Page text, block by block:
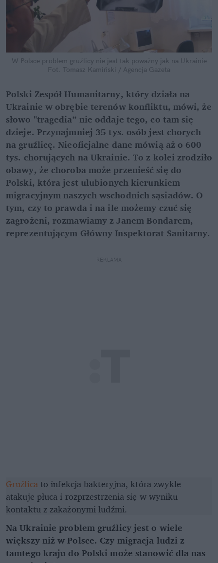
W Polsce problem gruźlicy nie jest tak poważny jak na Ukrainie
Fot. Tomasz Kamiński / Agencja Gazeta
Polski Zespół Humanitarny, który działa na
Ukrainie w obrębie terenów konfliktu, mówi, że
słowo "tragedia” nie oddaje tego, co tam się
dzieje. Przynajmniej 35 tys. osób jest chorych
na gruźlicę. Nieoficjalne dane mówią aż o 600
tys. chorujących na Ukrainie. To z kolei zrodziło
obawy, że choroba może przenieść się do
Polski, która jest ulubionych kierunkiem
migracyjnym naszych wschodnich sąsiadów. O
tym, czy to prawda i na ile możemy czuć się
zagrożeni, rozmawiamy z Janem Bondarem,
reprezentującym Główny Inspektorat Sanitarny.
REKLAMA
Gruźlicato infekcja bakteryjna, która zwykle
atakuje płuca i rozprzestrzenia się w wyniku
kontaktu z zakażonymi ludźmi.
Na Ukrainie problem gruźlicy jest o wiele
większy niż w Polsce. Czy migracja ludzi z
tamtego kraju do Polski może stanowić dla nas